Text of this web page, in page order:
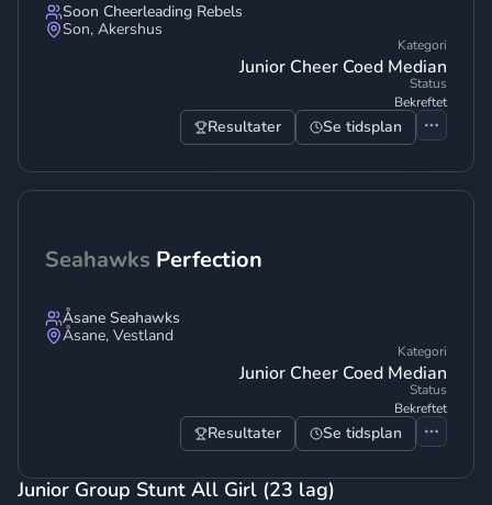
Soon Cheerleading Rebels
Son, Akershus
Kategori
Junior Cheer Coed Median
Status
Bekreftet
Resultater Se tidsplan
Seahawks Perfection
Åsane Seahawks
Åsane, Vestland
Kategori
Junior Cheer Coed Median
Status
Bekreftet
Resultater Se tidsplan
Junior Group Stunt All Girl (23 lag)